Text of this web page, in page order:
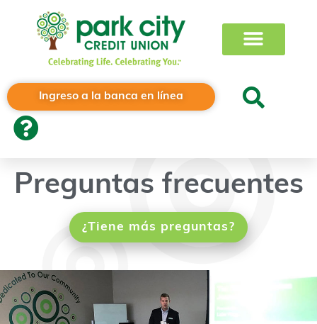
Ingreso a la banca en línea
Preguntas frecuentes
¿Tiene más preguntas?